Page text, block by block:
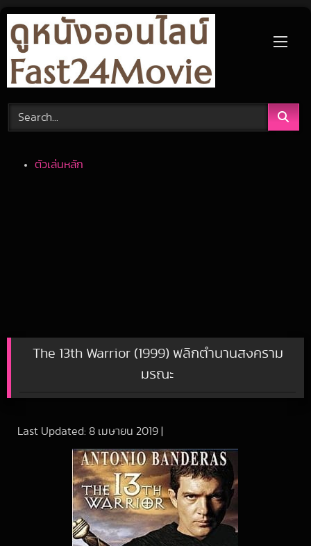
Skip
content
ตัวเล่นหลัก
The 13th Warrior (1999) พลิกตำนานสงคราม
มรณะ
Last Updated: 8 เมษายน 2019